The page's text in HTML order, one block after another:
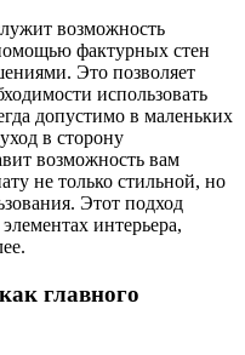
возможность
фактурных стен
Это позволяет
использовать
допустимо в маленьких
в сторону
возможность вам
не только стильной, но
Этот подход
интерьера,
главного